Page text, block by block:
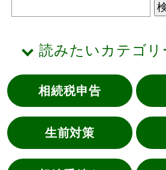
読みたいカテゴリ
相続税申告
生前対策